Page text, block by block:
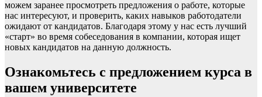
можем заранее просмотреть предложения о работе, которые
нас интересуют, и проверить, каких навыков работодатели
ожидают от кандидатов. Благодаря этому у нас есть лучший
«старт» во время собеседования в компании, которая ищет
новых кандидатов на данную должность.
Ознакомьтесь с предложением курса в
вашем университете